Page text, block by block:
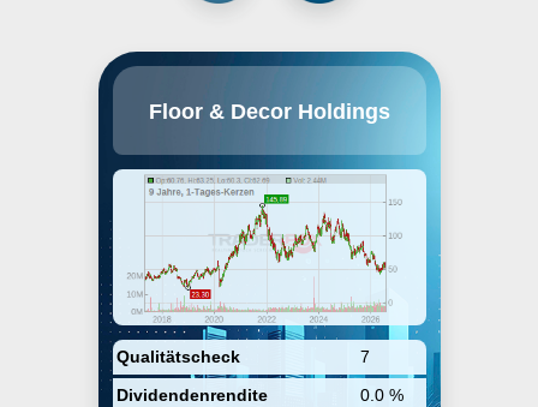
Floor & Decor Holdings
Qualitätscheck
7
Dividendenrendite
0.0 %
engages in the retail of hard
accessories. It provides wood,
stone, and flooring products. Its
products include vinyl, laminate,
and tiles with materials
installation for living rooms,
kitchen, bathrooms, and walls.
The company was founded by
George Vincent West in 2000 and
is headquartered in Atlanta, GA.